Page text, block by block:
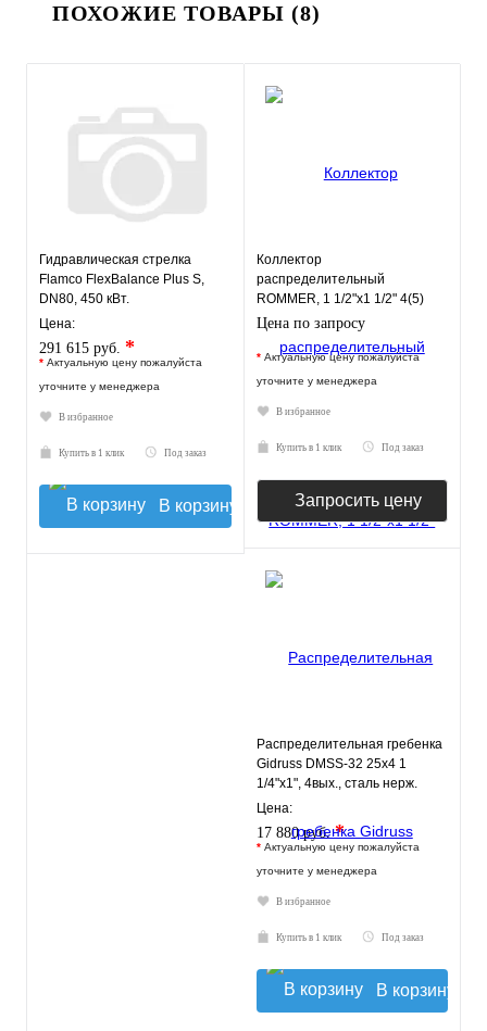
ПОХОЖИЕ ТОВАРЫ (8)
Гидравлическая стрелка
Flamco FlexBalance Plus S,
DN80, 450 кВт.
Цена:
291 615 руб. *
* Актуальную цену пожалуйста
уточните у менеджера
В избранное
Купить в 1 клик Под заказ
В корзину
Коллектор
распределительный
ROMMER, 1 1/2"х1 1/2" 4(5)
отопительных контура
Цена по запросу
* Актуальную цену пожалуйста
уточните у менеджера
В избранное
Купить в 1 клик Под заказ
Запросить цену
Распределительная гребенка
Gidruss DMSS-32 25x4 1
1/4"х1", 4вых., сталь нерж.
Цена:
17 880 руб.*
* Актуальную цену пожалуйста
уточните у менеджера
В избранное
Купить в 1 клик Под заказ
В корзину